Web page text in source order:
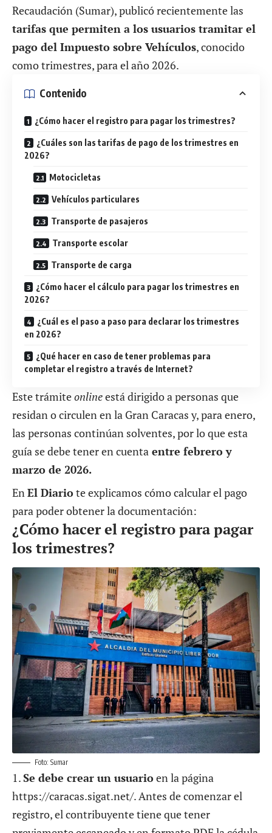
Recaudación (Sumar), publicó recientemente las
tarifas que permiten a los usuarios tramitar el
pago del Impuesto sobre Vehículos, conocido
como trimestres, para el año 2026.
Contenido
¿Cómo hacer el registro para pagar los trimestres?
¿Cuáles son las tarifas de pago de los trimestres en
2026?
Motocicletas
Vehículos particulares
Transporte de pasajeros
Transporte escolar
Transporte de carga
¿Cómo hacer el cálculo para pagar los trimestres en
2026?
¿Cuál es el paso a paso para declarar los trimestres
en 2026?
¿Qué hacer en caso de tener problemas para
completar el registro a través de Internet?
Este trámiteonlineestá dirigido a personas que
residan o circulen en la Gran Caracas y, para enero,
las personas continúan solventes, por lo que esta
guía se debe tener en cuenta entre febrero y
marzo de 2026.
En El Diariote explicamos cómo calcular el pago
para poder obtener la documentación:
¿Cómo hacer el registro para pagar
los trimestres?
Foto: Sumar
1.Se debe crear un usuarioen la página
https://caracas.sigat.net/. Antes de comenzar el
registro, el contribuyente tiene que tener